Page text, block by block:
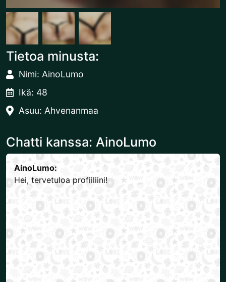
Tietoa minusta:
Nimi: AinoLumo
Ikä: 48
Asuu: Ahvenanmaa
Chatti kanssa: AinoLumo
AinoLumo:
Hei, tervetuloa profiiliini!